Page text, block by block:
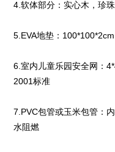
4.软体部分：实心木，珍
5.EVA地垫：
6.室内儿童乐园安全网：
2001标准
7.PVC包管或玉米包管：
水阻燃